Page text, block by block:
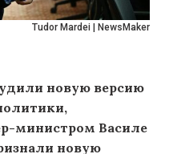
Tudor Mardei | NewsMaker
новую версию
министром Василе
новую